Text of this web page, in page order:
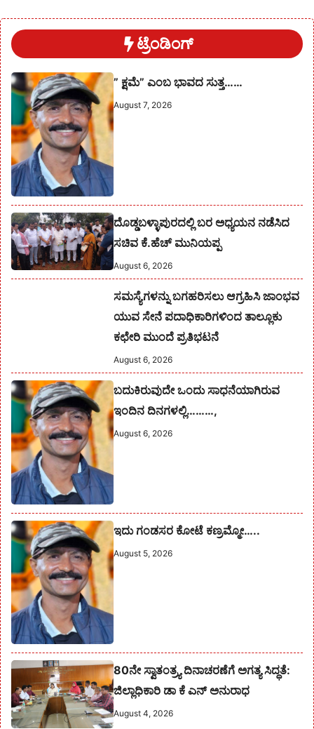
ಟ್ರೆಂಡಿಂಗ್
” ಕ್ಷಮೆ” ಎಂಬ ಭಾವದ ಸುತ್ತ……
August 7, 2026
ದೊಡ್ಡಬಳ್ಳಾಪುರದಲ್ಲಿ ಬರ ಅಧ್ಯಯನ ನಡೆಸಿದ
ಸಚಿವ ಕೆ.ಹೆಚ್ ಮುನಿಯಪ್ಪ
August 6, 2026
ಸಮಸ್ಯೆಗಳನ್ನು ಬಗಹರಿಸಲು ಆಗ್ರಹಿಸಿ ಜಾಂಭವ
ಯುವ ಸೇನೆ ಪದಾಧಿಕಾರಿಗಳಿಂದ ತಾಲ್ಲೂಕು
ಕಛೇರಿ ಮುಂದೆ ಪ್ರತಿಭಟನೆ
August 6, 2026
ಬದುಕಿರುವುದೇ ಒಂದು ಸಾಧನೆಯಾಗಿರುವ
ಇಂದಿನ ದಿನಗಳಲ್ಲಿ………,
August 6, 2026
ಇದು ಗಂಡಸರ ಕೋಟೆ ಕಣ್ರಮ್ಮೋ…..
August 5, 2026
80ನೇ ಸ್ವಾತಂತ್ರ್ಯ ದಿನಾಚರಣೆಗೆ ಅಗತ್ಯ ಸಿದ್ಧತೆ:
ಜಿಲ್ಲಾಧಿಕಾರಿ ಡಾ ಕೆ ಎನ್ ಅನುರಾಧ
August 4, 2026